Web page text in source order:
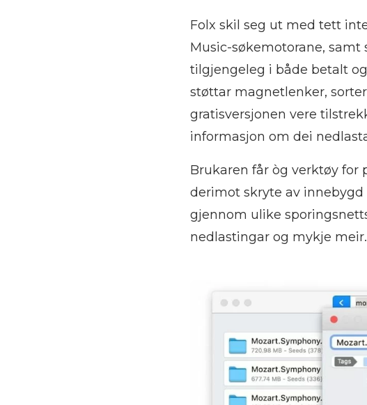
Folx skil seg ut med tett
Music-søkemotorane,
tilgjengeleg i både betalt
støttar magnetlenker,
gratisversjonen vere
informasjon om dei
Brukaren får òg verktøy for
derimot skryte av
gjennom ulike
nedlastingar og mykje meir.